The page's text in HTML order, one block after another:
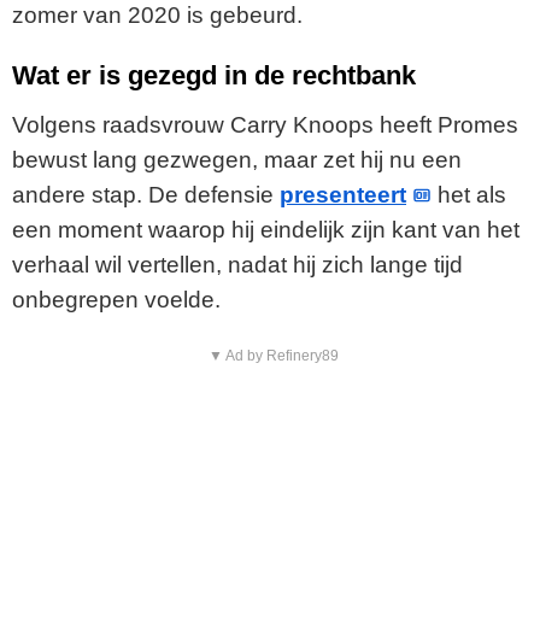
zomer van 2020 is gebeurd.
Wat er is gezegd in de rechtbank
Volgens raadsvrouw Carry Knoops heeft Promes
bewust lang gezwegen, maar zet hij nu een
andere stap. De defensie presenteert
het als
een moment waarop hij eindelijk zijn kant van het
verhaal wil vertellen, nadat hij zich lange tijd
onbegrepen voelde.
▼ Ad by Refinery89